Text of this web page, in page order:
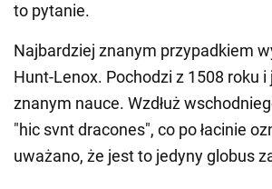
to pytanie.
Najbardziej znanym przypadkiem
Hunt-Lenox. Pochodzi z 1508 roku
znanym nauce. Wzdłuż
"hic svnt dracones", co po łacinie
uważano, że jest to jedyny globus